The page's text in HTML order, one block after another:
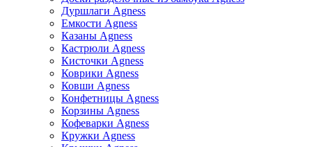
Дуршлаги Agness
Емкости Agness
Казаны Agness
Кастрюли Agness
Кисточки Agness
Коврики Agness
Ковши Agness
Конфетницы Agness
Корзины Agness
Кофеварки Agness
Кружки Agness